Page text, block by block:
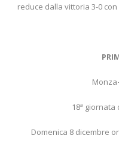
reduce dalla vittoria 3-0 con
Monza
18ª
Domenica 8 dicembre